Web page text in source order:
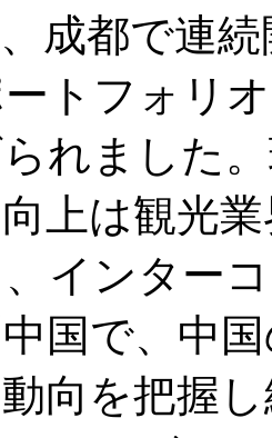
成都で連
トフォリ
れました
上は観光
インター
国で、中
向を把握